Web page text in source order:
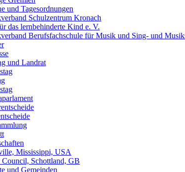
und Tagesordnungen
Schulzentrum Kronach
das lernbehinderte Kind e. V.
Berufsfachschule für Musik und Sing- und
und Landrat
Mississippi, USA
Schottland, GB
und Gemeinden